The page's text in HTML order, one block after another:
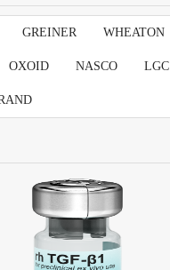
GREINER WHEATON
OXOID NASCO LGC